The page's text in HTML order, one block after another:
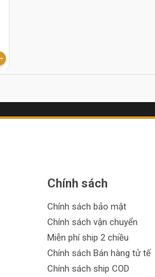
Chính sách
Chính sách bảo mật
Chính sách vận chuyển
Miễn phí ship 2 chiều
Chính sách Bán hàng tử tế
Chính sách ship COD